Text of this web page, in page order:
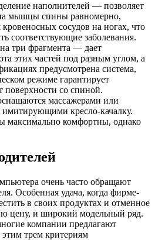
наполнителей — позволяет
мышцы спины равномерно,
кровеносных сосудов на ногах, что
соответствующие заболевания.
три фрагмента — дает
этих частей под разным углом, а
предусмотрена система,
режиме гарантирует
поверхности со спиной.
массажерами или
кресло-качалку.
максимально комфортны, однако
очень часто обращают
Особенная удача, когда фирме-
в своих продуктах и отменное
цену, и широкий модельный ряд.
компании предлагают
трем критериям